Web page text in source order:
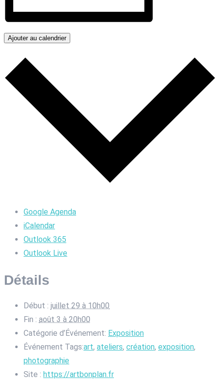
Ajouter au calendrier
Google Agenda
iCalendar
Outlook 365
Outlook Live
Détails
Début : juillet 29 à 10h00
Fin : août 3 à 20h00
Catégorie d’Événement: Exposition
Événement Tags:art, ateliers, création, exposition,
photographie
Site : https://artbonplan.fr